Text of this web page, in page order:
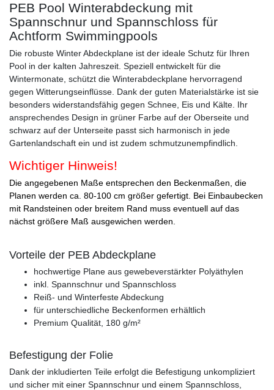
PEB Pool Winterabdeckung mit
Spannschnur und Spannschloss für
Achtform Swimmingpools
Die robuste Winter Abdeckplane ist der ideale Schutz für Ihren
Pool in der kalten Jahreszeit. Speziell entwickelt für die
Wintermonate, schützt die Winterabdeckplane hervorragend
gegen Witterungseinflüsse. Dank der guten Materialstärke ist sie
besonders widerstandsfähig gegen Schnee, Eis und Kälte. Ihr
ansprechendes Design in grüner Farbe auf der Oberseite und
schwarz auf der Unterseite passt sich harmonisch in jede
Gartenlandschaft ein und ist zudem schmutzunempfindlich.
Wichtiger Hinweis!
Die angegebenen Maße entsprechen den Beckenmaßen, die
Planen werden ca. 80-100 cm größer gefertigt. Bei Einbaubecken
mit Randsteinen oder breitem Rand muss eventuell auf das
nächst größere Maß ausgewichen werden.
Vorteile der PEB Abdeckplane
hochwertige Plane aus gewebeverstärkter Polyäthylen
inkl. Spannschnur und Spannschloss
Reiß- und Winterfeste Abdeckung
für unterschiedliche Beckenformen erhältlich
Premium Qualität, 180 g/m²
Befestigung der Folie
Dank der inkludierten Teile erfolgt die Befestigung unkompliziert
und sicher mit einer Spannschnur und einem Spannschloss,